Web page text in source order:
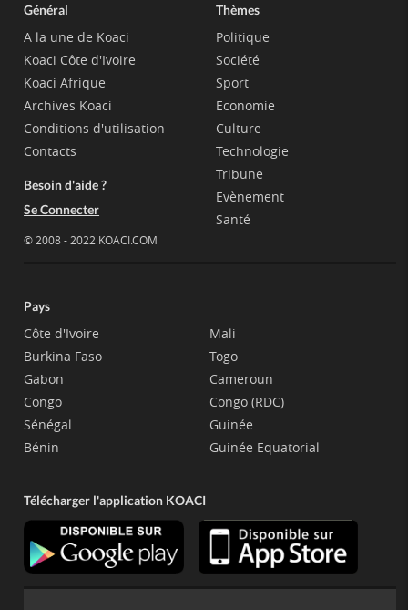
Général
A la une de Koaci
Koaci Côte d'Ivoire
Koaci Afrique
Archives Koaci
Conditions d'utilisation
Contacts
Besoin d'aide ?
Se Connecter
© 2008 - 2022 KOACI.COM
Thèmes
Politique
Société
Sport
Economie
Culture
Technologie
Tribune
Evènement
Santé
Pays
Côte d'Ivoire
Burkina Faso
Gabon
Congo
Sénégal
Bénin
Mali
Togo
Cameroun
Congo (RDC)
Guinée
Guinée Equatorial
Télécharger l'application KOACI